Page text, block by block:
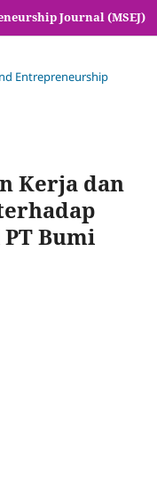
Journal (MSEJ)
Entrepreneurship
Kerja dan
Bumi